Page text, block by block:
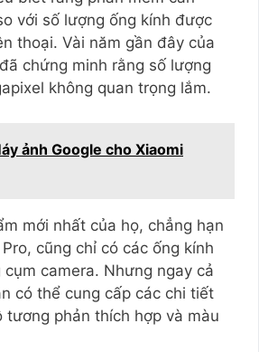
với số lượng ống kính được
thoại. Vài năm gần đây của
chứng minh rằng số lượng
không quan trọng lắm.
ảnh Google cho Xiaomi
mới nhất của họ, chẳng hạn
cũng chỉ có các ống kính
camera. Nhưng ngay cả
có thể cung cấp các chi tiết
tương phản thích hợp và màu